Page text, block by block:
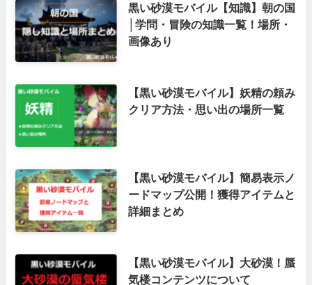
黒い砂漠モバイル【知識】朝の国
│学問・冒険の知識一覧！場所・
画像あり
【黒い砂漠モバイル】妖精の頼み
クリア方法・思い出の場所一覧
【黒い砂漠モバイル】簡易表示ノ
ードマップ公開！獲得アイテムと
詳細まとめ
【黒い砂漠モバイル】大砂漠！蜃
気楼コンテンツについて